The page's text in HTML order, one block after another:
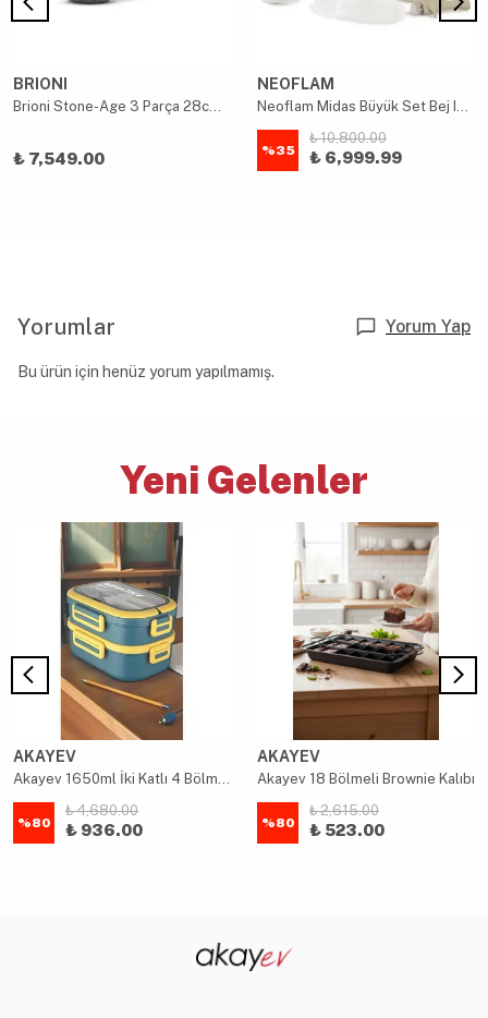
BRIONI
Brioni Stone-Age 3 Parça 28cm Basık- 28cm Tava Çizilmez Yanmaz Yapışmaz Kombin Tencere Tava Seti
₺ 7,549.00
NEOFLAM
Neoflam Midas Büyük Set Bej Induction 11 Parça
%35
₺ 10,800.00
₺ 6,999.99
Yorumlar Yorum Yap
Bu ürün için henüz yorum yapılmamış.
Yeni Gelenler
AKAYEV
Akayev 1650ml İki Katlı 4 Bölmeli Çelik Yemek Kabı Mavi
%80
₺ 4,680.00
₺ 936.00
AKAYEV
Akayev 18 Bölmeli Brownie Kalıbı
%80
₺ 2,615.00
₺ 523.00